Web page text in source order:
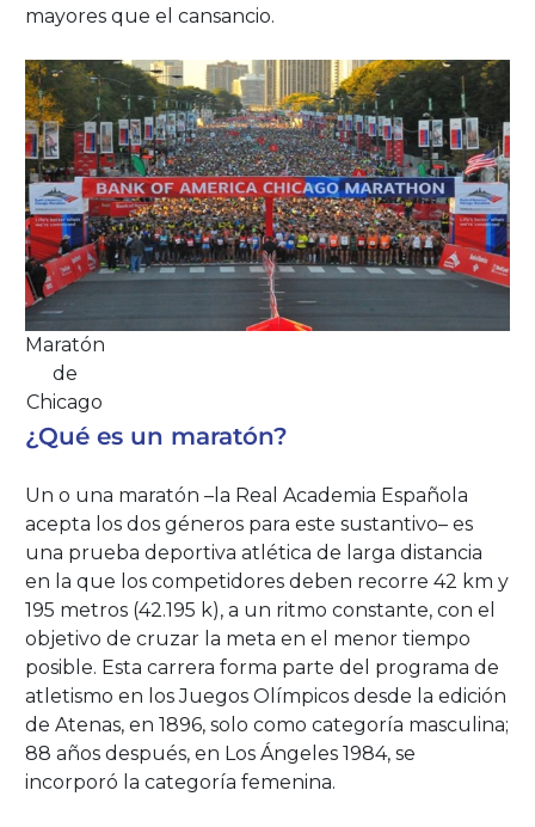
mayores que el cansancio.
Maratón
de
Chicago
¿Qué es un maratón?
Un o una maratón –la Real Academia Española
acepta los dos géneros para este sustantivo– es
una prueba deportiva atlética de larga distancia
en la que los competidores deben recorre 42 km y
195 metros (42.195 k), a un ritmo constante, con el
objetivo de cruzar la meta en el menor tiempo
posible. Esta carrera forma parte del programa de
atletismo en los Juegos Olímpicos desde la edición
de Atenas, en 1896, solo como categoría masculina;
88 años después, en Los Ángeles 1984, se
incorporó la categoría femenina.